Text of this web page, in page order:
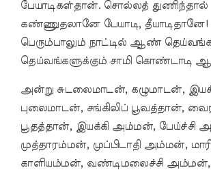
பேயாடிகள்தான். சொல்லத் துணிந்தால்
கண்ணுதலானே பேயாடி,
பெரும்பாலும் நாட்டில் ஆண்
தெய்வங்களுக்கும் சாமி கொண்டாடி
அன்று சுடலைமாடன், கழுமாடன்,
புலைமாடன், சங்கிலிப் பூவத்தான்,
பூதத்தான், இயக்கி அம்மன், பேய்ச்சி
முத்தாரம்மன், முப்பிடாதி அம்மன்,
காளியம்மன், வண்டிமலைச்சி அம்மன்,